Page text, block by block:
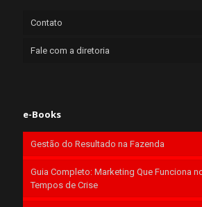
Contato
Fale com a diretoria
e-Books
Gestão do Resultado na Fazenda
Guia Completo: Marketing Que Funciona
Tempos de Crise